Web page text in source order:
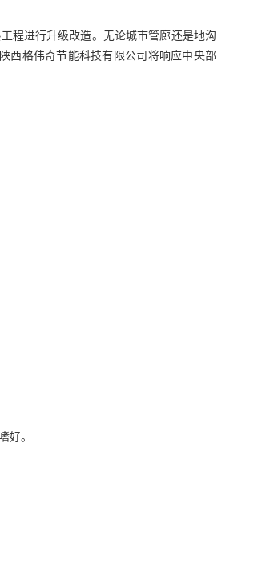
程进行升级改造。无论城市管廊还是地沟
西格伟奇节能科技有限公司将响应中央部
好。